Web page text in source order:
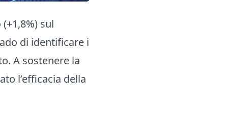
sul
di identificare i
A sostenere la
l’efficacia della